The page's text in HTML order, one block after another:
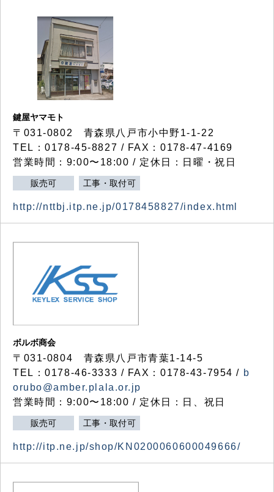
鍵屋ヤマモト
〒031-0802 青森県八戸市小中野1-1-22
TEL：0178-45-8827 / FAX：0178-47-4169
営業時間：9:00〜18:00 / 定休日：日曜・祝日
販売可 工事・取付可
http://nttbj.itp.ne.jp/0178458827/index.html
ボルボ商会
〒031-0804 青森県八戸市青葉1-14-5
TEL：0178-46-3333 / FAX：0178-43-7954 / b
orubo@amber.plala.or.jp
営業時間：9:00〜18:00 / 定休日：日、祝日
販売可 工事・取付可
http://itp.ne.jp/shop/KN0200060600049666/